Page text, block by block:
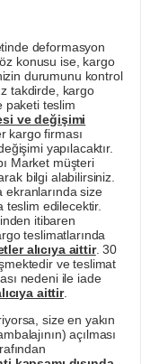
deformasyon
konusu ise, kargo
durumunu kontrol
takdirde, kargo
paketi teslim
ve değişimi
kargo firması
yapılacaktır.
Market müşteri
bilgi alabilirsiniz.
ekranlarında size
teslim edilecektir.
itibaren
teslimatlarında
alıcıya aittir. 30
ve teslimat
nedeni ile iade
aittir.
size en yakın
açılması